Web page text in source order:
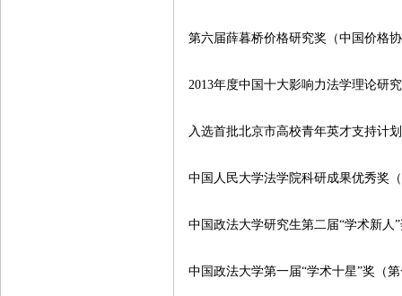
第六届薛暮桥价格研究奖（中国价格
2013年度中国十大影响力法学理论研
入选首批北京市高校青年英才支持计
中国人民大学法学院科研成果优秀奖（
中国政法大学研究生第二届“学术新人
中国政法大学第一届“学术十星”奖（